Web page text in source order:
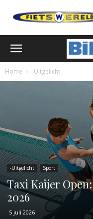
Home -Uitgelicht
-Uitgelicht Sport
Taxi Kaijer
2026
5 juli 2026